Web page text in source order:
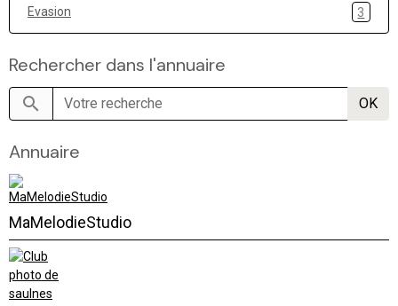
Evasion 3
Rechercher dans l'annuaire
OK
Annuaire
MaMelodieStudio